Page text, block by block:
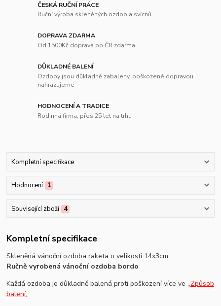
ČESKÁ RUČNÍ PRÁCE
Ruční výroba skleněných ozdob a svícnů
DOPRAVA ZDARMA
Od 1500Kč doprava po ČR zdarma
DŮKLADNÉ BALENÍ
Ozdoby jsou důkladně zabaleny, poškozené dopravou
nahrazujeme
HODNOCENÍ A TRADICE
Rodinná firma, přes 25 let na trhu
Kompletní specifikace
Hodnocení 1
Související zboží 4
Kompletní specifikace
Skleněná vánoční ozdoba raketa o velikosti 14x3cm.
Ručně vyrobená vánoční ozdoba bordo
Každá ozdoba je důkladně balená proti poškození více ve,,Způsob
balení,,